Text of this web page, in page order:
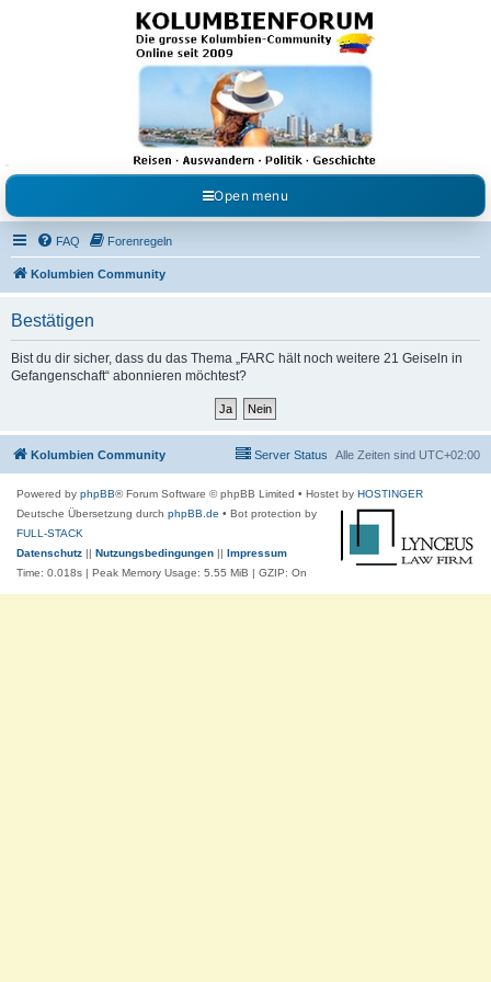
Kolumbienforum - Das
grosse Forum der
Freunde Kolumbiens
Reisen, Auswandern, Kultur, Politik, Geschichte und Visum in Kolumbien und Venezuela.
Austausch, Erfahrungen und Gemeinschaft im Kolumbienforum
Open menu
FAQ Forenregeln
Kolumbien Community
Bestätigen
Bist du dir sicher, dass du das Thema „FARC hält noch weitere 21 Geiseln in
Gefangenschaft“ abonnieren möchtest?
Kolumbien Community Alle Zeiten sind UTC+02:00
Server Status
Powered by phpBB® Forum Software © phpBB Limited • Hostet by HOSTINGER
Deutsche Übersetzung durch phpBB.de • Bot protection by
FULL-STACK
Datenschutz
Nutzungsbedingungen
Impressum
Time: 0.018s | Peak Memory Usage: 5.55 MiB | GZIP: On